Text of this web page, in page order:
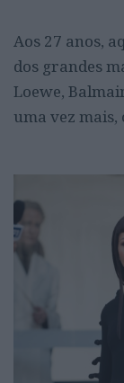
Aos 27 anos,
dos grandes
Loewe,
uma vez